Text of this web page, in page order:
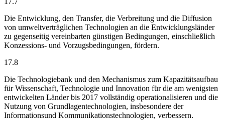
Die Entwicklung, den Transfer, die Verbreitung und die Diffusion
von umweltverträglichen Technologien an die Entwicklungsländer
zu gegenseitig vereinbarten günstigen Bedingungen, einschließlich
Konzessions- und Vorzugsbedingungen, fördern.
17.8
Die Technologiebank und den Mechanismus zum Kapazitätsaufbau
für Wissenschaft, Technologie und Innovation für die am wenigsten
entwickelten Länder bis 2017 vollständig operationalisieren und die
Nutzung von Grundlagentechnologien, insbesondere der
Informationsund Kommunikationstechnologien, verbessern.